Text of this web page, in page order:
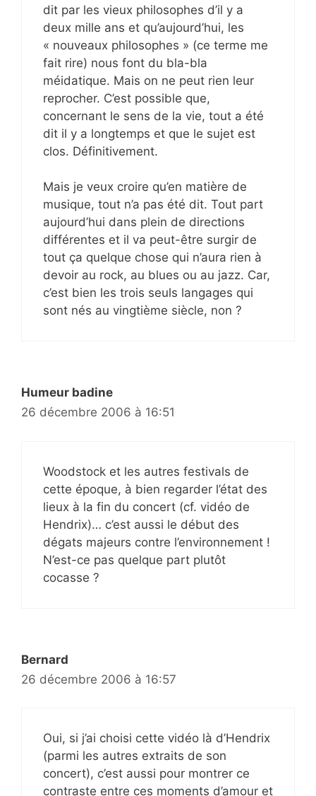
dit par les vieux philosophes d’il y a
deux mille ans et qu’aujourd’hui, les
« nouveaux philosophes » (ce terme me
fait rire) nous font du bla-bla
méidatique. Mais on ne peut rien leur
reprocher. C’est possible que,
concernant le sens de la vie, tout a été
dit il y a longtemps et que le sujet est
clos. Définitivement.
Mais je veux croire qu’en matière de
musique, tout n’a pas été dit. Tout part
aujourd’hui dans plein de directions
différentes et il va peut-être surgir de
tout ça quelque chose qui n’aura rien à
devoir au rock, au blues ou au jazz. Car,
c’est bien les trois seuls langages qui
sont nés au vingtième siècle, non ?
Humeur badine
26 décembre 2006 à 16:51
Woodstock et les autres festivals de
cette époque, à bien regarder l’état des
lieux à la fin du concert (cf. vidéo de
Hendrix)… c’est aussi le début des
dégats majeurs contre l’environnement !
N’est-ce pas quelque part plutôt
cocasse ?
Bernard
26 décembre 2006 à 16:57
Oui, si j’ai choisi cette vidéo là d’Hendrix
(parmi les autres extraits de son
concert), c’est aussi pour montrer ce
contraste entre ces moments d’amour et